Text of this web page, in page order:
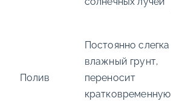
Полив
Постоянно слегка
влажный грунт,
переносит
кратковременную